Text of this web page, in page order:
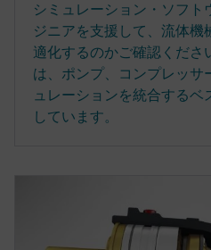
シミュレーション・ソフト
ジニアを支援して、流体機
適化するのかご確認くださ
は、ポンプ、コンプレッサ
ュレーションを統合する
しています。